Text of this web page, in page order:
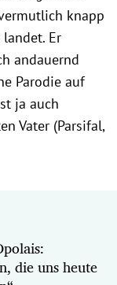
knapp
Er
andauernd
Parodie auf
ja auch
Vater (Parsifal,
die uns heute